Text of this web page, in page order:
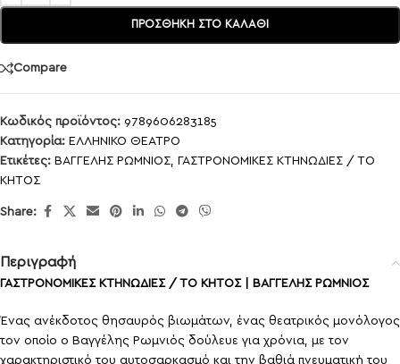
ΠΡΟΣΘΉΚΗ ΣΤΟ ΚΑΛΆΘΙ
Compare
Κωδικός προϊόντος: 9789606283185
Κατηγορία: ΕΛΛΗΝΙΚΟ ΘΕΑΤΡΟ
Ετικέτες: ΒΑΓΓΕΛΗΣ ΡΩΜΝΙΟΣ ΓΑΣΤΡΟΝΟΜΙΚΕΣ ΚΤΗΝΩΔΙΕΣ / ΤΟ
ΚΗΤΟΣ
Share:
Περιγραφή
ΓΑΣΤΡΟΝΟΜΙΚΕΣ ΚΤΗΝΩΔΙΕΣ / ΤΟ ΚΗΤΟΣ | ΒΑΓΓΕΛΗΣ ΡΩΜΝΙΟΣ
Ένας ανέκδοτος θησαυρός βιωμάτων, ένας θεατρικός μονόλογος
τον οποίο ο Βαγγέλης Ρωμνιός δούλευε για χρόνια, με τον
χαρακτηριστικό του αυτοσαρκασμό και την βαθιά πνευματική του